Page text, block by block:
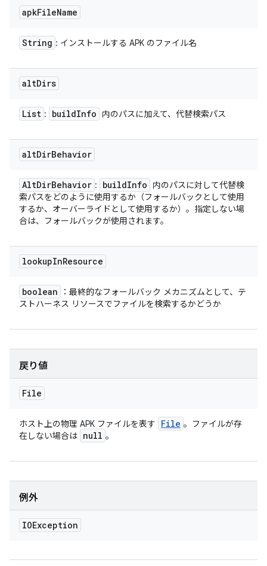
apkFileName
String : インストールする APK のファイル名
altDirs
List : buildInfo 内のパスに加えて、代替検索パス
altDirBehavior
AltDirBehavior : buildInfo
内のパスに対して代替検
索パスをどのように使用するか（フォールバックとして使用
するか、オーバーライドとして使用するか）。指定しない場
合は、フォールバックが使用されます。
lookupInResource
boolean
：最終的なフォールバック メカニズムとして、テ
ストハーネス リソースでファイルを検索するかどうか
戻り値
File
ホスト上の物理 APK ファイルを表す File 。ファイルが存
在しない場合は null 。
例外
IOException